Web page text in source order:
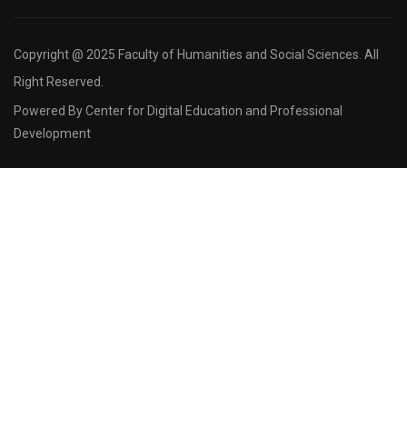
Copyright @ 2025 Faculty of Humanities and Social Sciences. All
Right Reserved.
Powered By Center for Digital Education and Professional
Development